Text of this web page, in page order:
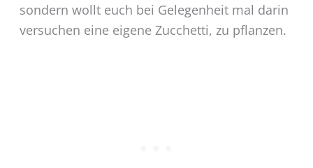
sondern wollt euch bei Gelegenheit mal darin
versuchen eine eigene Zucchetti, zu pflanzen.